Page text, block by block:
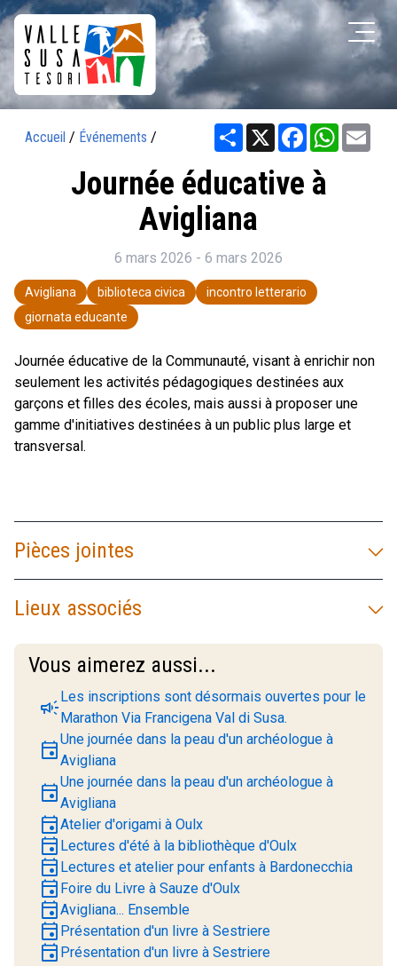
Accueil / Événements / Share X Facebook
Journée éducative à
Avigliana
6 mars 2026 - 6 mars 2026
Avigliana biblioteca civica
incontro letterario
giornata educante
Journée éducative de la Communauté, visant à enrichir non
seulement les activités pédagogiques destinées aux
garçons et filles des écoles, mais aussi à proposer une
gamme d'initiatives destinées à un public plus large et
transversal.
Pièces jointes
Lieux associés
Vous aimerez aussi...
campaignLes inscriptions sont désormais ouvertes pour le
Marathon Via Francigena Val di Susa.
eventUne journée dans la peau d'un archéologue à
Avigliana
eventUne journée dans la peau d'un archéologue à
Avigliana
eventAtelier d'origami à Oulx
event Lectures d'été à la bibliothèque d'Oulx
event Lectures et atelier pour enfants à Bardonecchia
event Foire du Livre à Sauze d'Oulx
eventAvigliana... Ensemble
event Présentation d'un livre à Sestriere
event Présentation d'un livre à Sestriere